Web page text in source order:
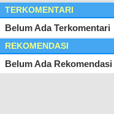
TERKOMENTARI
Belum Ada Terkomentari
REKOMENDASI
Belum Ada Rekomendasi